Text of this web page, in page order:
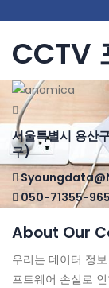
CCTV
서울특별시 용산
구)
050-71355-
About Our
우리는 데이터 정
프트웨어 손실로